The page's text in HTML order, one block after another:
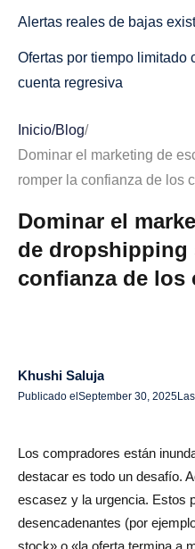
Alertas reales de bajas
Ofertas por tiempo limitado
cuenta regresiva
Acceso exclusivo o
miembros
Notificaciones de
espera
Indicadores «Otros están
Úselo con moderación
No extienda las ventas
Supervise las reacciones y
Inicio/Blog/
Dominar el marketing de
romper la confianza de los
Dominar el
de dropshipping
confianza de los
Khushi Saluja
Publicado el September 30, 2025
Los compradores están
destacar es todo un desafío.
escasez y la urgencia. Estos
desencadenantes (por
stock» o «la oferta termina a